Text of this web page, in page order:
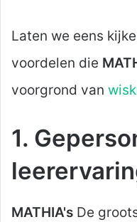
Laten we eens
voordelen die
voorgrond van
1.
MATHIA's De